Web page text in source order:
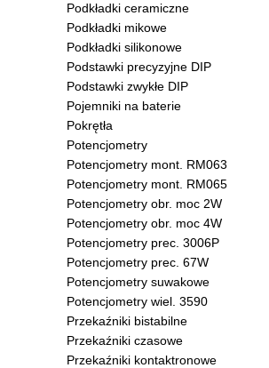
Podkładki ceramiczne
Podkładki mikowe
Podkładki silikonowe
Podstawki precyzyjne DIP
Podstawki zwykłe DIP
Pojemniki na baterie
Pokrętła
Potencjometry
Potencjometry mont. RM063
Potencjometry mont. RM065
Potencjometry obr. moc 2W
Potencjometry obr. moc 4W
Potencjometry prec. 3006P
Potencjometry prec. 67W
Potencjometry suwakowe
Potencjometry wiel. 3590
Przekaźniki bistabilne
Przekaźniki czasowe
Przekaźniki kontaktronowe